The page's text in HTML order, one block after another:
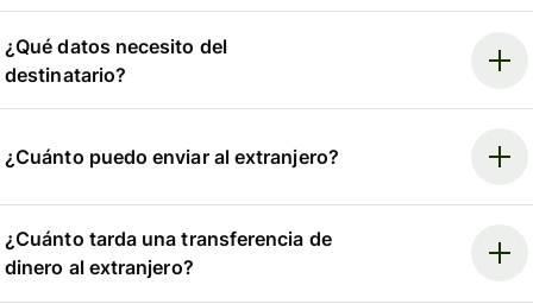
¿Qué datos necesito del
destinatario?
¿Cuánto puedo enviar al extranjero?
¿Cuánto tarda una transferencia de
dinero al extranjero?